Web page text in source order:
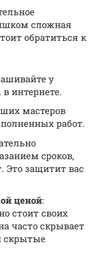
сложная
обратиться к
у
интернете.
мастеров
работ.
сроков,
Это защитит вас
ценой:
стоит своих
часто скрывает
скрытые